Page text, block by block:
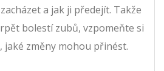
a jak ji předejít. Takže
bolestí zubů, vzpomeňte si
jaké změny mohou přinést.